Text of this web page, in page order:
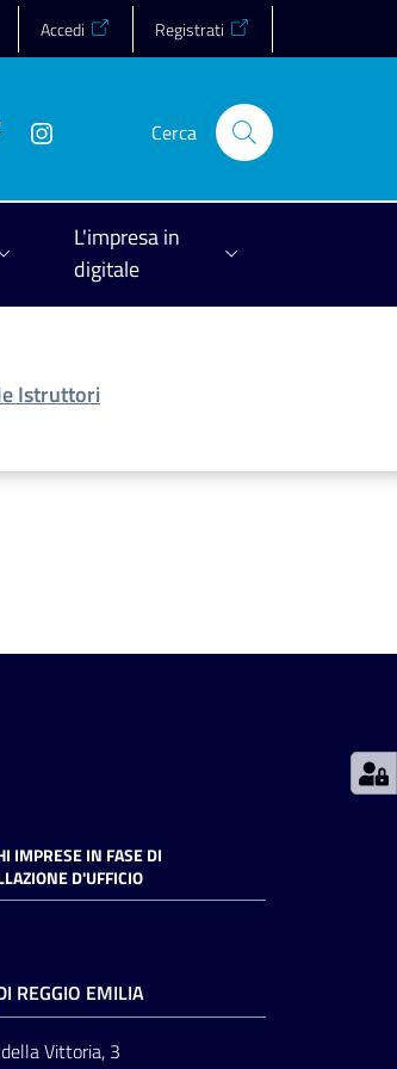
Accedi Registrati
Cerca
L'impresa in
digitale
Istruttori
IMPRESE IN FASE DI
D'UFFICIO
REGGIO EMILIA
Vittoria, 3